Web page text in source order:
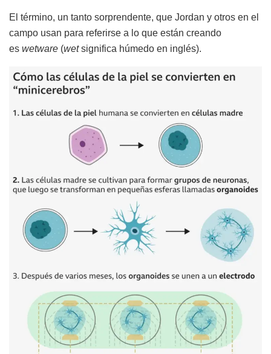
El término, un tanto sorprendente, que Jordan y otros en el
campo usan para referirse a lo que están creando
es wetware (wetsignifica húmedo en inglés).